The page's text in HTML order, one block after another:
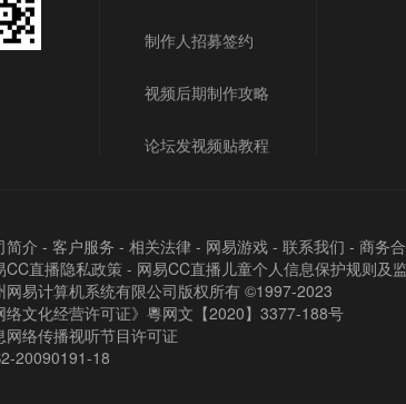
制作人招募签约
视频后期制作攻略
论坛发视频贴教程
简介 - 客户服务 - 相关法律 - 网易游戏 - 联系我们 - 商务
CC直播隐私政策 - 网易CC直播儿童个人信息保护规则及
网易计算机系统有限公司版权所有 ©1997-2023
络文化经营许可证》粵网文【2020】3377-188号
网络传播视听节目许可证
20090191-18